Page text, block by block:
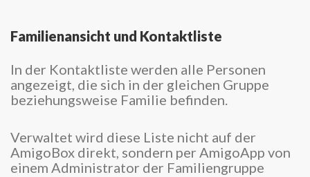
Familienansicht und Kontaktliste
In der Kontaktliste werden alle Personen
angezeigt, die sich in der gleichen Gruppe
beziehungsweise Familie befinden.
Verwaltet wird diese Liste nicht auf der
AmigoBox direkt, sondern per AmigoApp von
einem Administrator der Familiengruppe